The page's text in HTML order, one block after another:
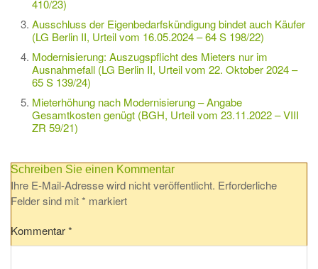
410/23)
Ausschluss der Eigenbedarfskündigung bindet auch Käufer
(LG Berlin II, Urteil vom 16.05.2024 – 64 S 198/22)
Modernisierung: Auszugspflicht des Mieters nur im
Ausnahmefall (LG Berlin II, Urteil vom 22. Oktober 2024 –
65 S 139/24)
Mieterhöhung nach Modernisierung – Angabe
Gesamtkosten genügt (BGH, Urteil vom 23.11.2022 – VIII
ZR 59/21)
Schreiben Sie einen Kommentar
Ihre E-Mail-Adresse wird nicht veröffentlicht. Erforderliche
Felder sind mit* markiert
Kommentar*